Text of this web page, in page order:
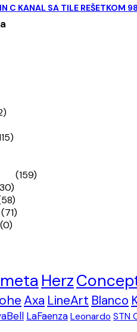
C KANAL SA TILE REŠETKOM
(159)
(71)
(0)
Herz
Axa LineArt Blanco
LaFaenza Leonardo STN